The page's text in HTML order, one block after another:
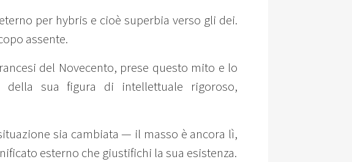
per hybris e cioè superbia verso gli dei.
assente.
del Novecento, prese questo mito e lo
della sua figura di intellettuale rigoroso,
sia cambiata — il masso è ancora lì,
esterno che giustifichi la sua esistenza.